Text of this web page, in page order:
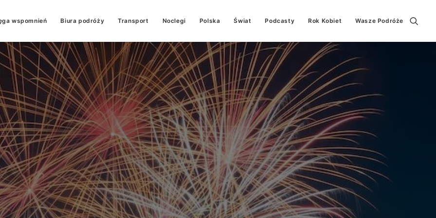
wspomnień Biura podróży Transport Noclegi Polska Świat Podcasty Rok Kobiet Wasze Podróże